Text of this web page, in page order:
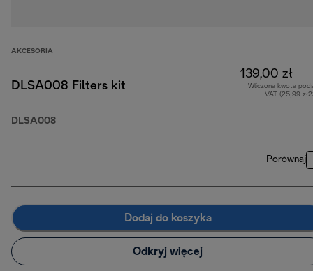
AKCESORIA
DLSA008 Filters kit
DLSA008
139,00 zł
Wliczona kwota
VAT (25,99
Porównaj
Dodaj do koszyka
Odkryj więcej